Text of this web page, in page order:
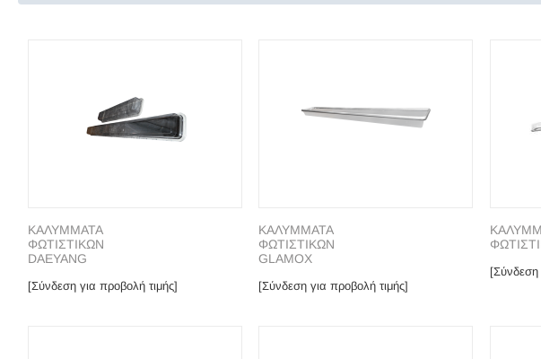
ΚΑΛΥΜΜΑΤΑ
ΦΩΤΙΣΤΙΚΩΝ
DAEYANG
[Σύνδεση για προβολή τιμής]
ΚΑΛΥΜΜΑΤΑ
ΦΩΤΙΣΤΙΚΩΝ
GLAMOX
[Σύνδεση για προβολή τιμής]
[Σύνδεση